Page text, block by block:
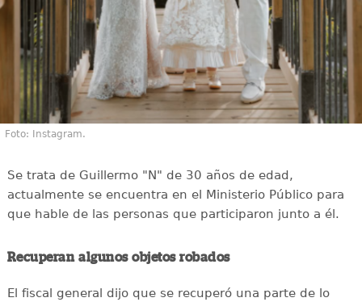
Foto: Instagram.
Se trata de Guillermo "N" de 30 años de edad,
actualmente se encuentra en el Ministerio Público para
que hable de las personas que participaron junto a él.
Recuperan algunos objetos robados
El fiscal general dijo que se recuperó una parte de lo